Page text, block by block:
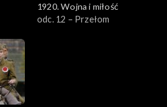
1920. Wojna i miłość
odc. 12 – Przełom